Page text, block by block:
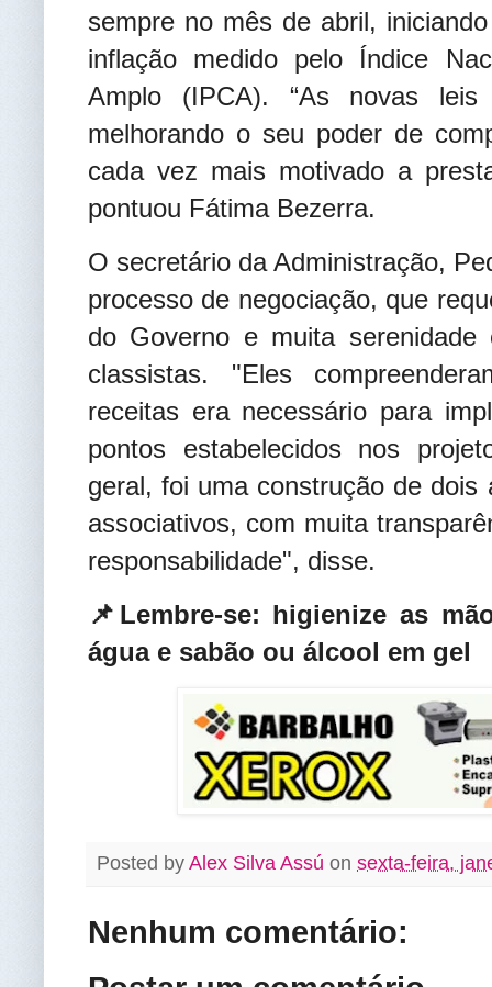
sempre no mês de abril,
inflação medido pelo Índice
Amplo (IPCA). “As novas
melhorando o seu poder de
cada vez mais motivado a
pontuou Fátima Bezerra.
O secretário da Administração,
processo de negociação, que
do Governo e muita serenidade
classistas. "Eles
receitas era necessário para
pontos estabelecidos nos
geral, foi uma construção de
associativos, com muita
responsabilidade", disse.
📌Lembre-se: higienize as
água e sabão ou álcool em gel
Posted by Alex Silva Assú on sexta-feira,
Nenhum comentário: